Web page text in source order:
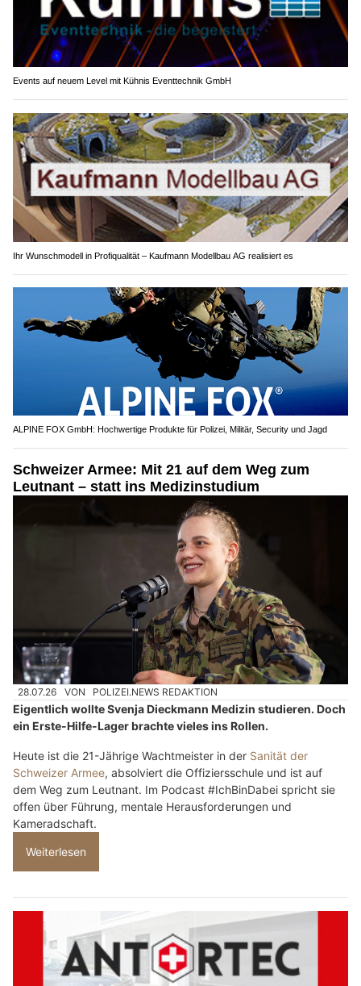
Events auf neuem Level mit Kühnis Eventtechnik GmbH
Ihr Wunschmodell in Profiqualität – Kaufmann Modellbau AG realisiert es
ALPINE FOX GmbH: Hochwertige Produkte für Polizei, Militär, Security und Jagd
Schweizer Armee: Mit 21 auf dem Weg zum
Leutnant – statt ins Medizinstudium
28.07.26 VON POLIZEI.NEWS REDAKTION
Eigentlich wollte Svenja Dieckmann Medizin studieren. Doch
ein Erste-Hilfe-Lager brachte vieles ins Rollen.
Heute ist die 21-Jährige Wachtmeister in der Sanität der
Schweizer Armee, absolviert die Offiziersschule und ist auf
dem Weg zum Leutnant. Im Podcast #IchBinDabei spricht sie
offen über Führung, mentale Herausforderungen und
Kameradschaft.
Weiterlesen